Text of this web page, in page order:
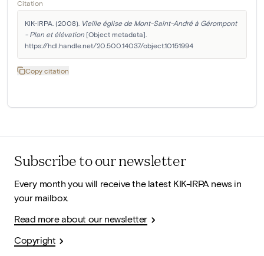
Citation
KIK-IRPA. (2008). Vieille église de Mont-Saint-André à Gérompont
- Plan et élévation [Object metadata].
https://hdl.handle.net/20.500.14037/object.10151994
Copy citation
Subscribe to our newsletter
Every month you will receive the latest KIK-IRPA news in
your mailbox.
Read more about our newsletter
Copyright